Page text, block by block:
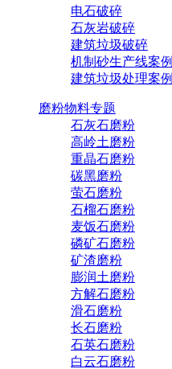
电石破碎
石灰岩破碎
建筑垃圾破碎
机制砂生产线案例
建筑垃圾处理案例
磨粉物料专题
石灰石磨粉
高岭土磨粉
重晶石磨粉
碳黑磨粉
萤石磨粉
石榴石磨粉
麦饭石磨粉
磷矿石磨粉
矿渣磨粉
膨润土磨粉
方解石磨粉
滑石磨粉
长石磨粉
石英石磨粉
白云石磨粉